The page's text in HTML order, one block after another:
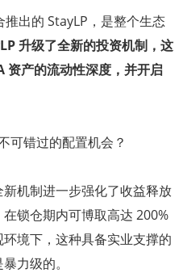
出的 StayLP，是整个生态
升级了全新的投资机制，这
资产的流动性深度，并开启
可错过的配置机会？
新机制进一步强化了收益释放
锁仓期内可博取高达 200%
境下，这种具备实业支撑的
力级的。